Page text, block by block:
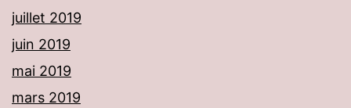
juillet 2019
juin 2019
mai 2019
mars 2019